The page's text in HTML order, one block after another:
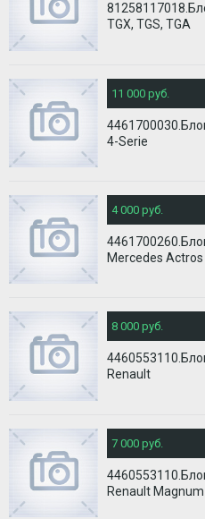
TGX, TGS, TGA
11 000 руб.
4-Serie
4 000 руб.
Mercedes Actros
8 000 руб.
Renault
7 000 руб.
Renault Magnum